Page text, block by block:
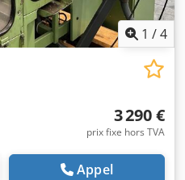
1 /4
3 290 €
prix fixe hors TVA
Appel